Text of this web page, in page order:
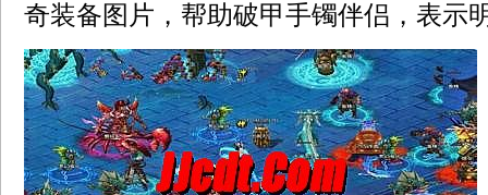
奇装备图片，帮助破甲手镯伴侣，表示